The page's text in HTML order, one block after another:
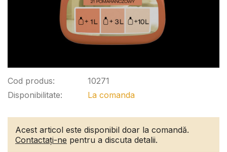
Cod produs:
Disponibilitate:
10271
La comanda
Acest articol este disponibil doar la comandă.
Contactați-ne pentru a discuta detalii.